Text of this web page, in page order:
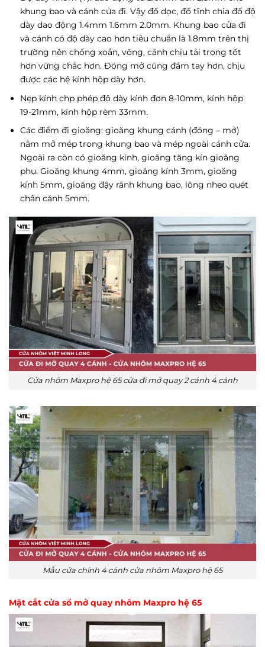
khung bao và cánh cửa đi. Vậy đố dọc, đố tĩnh chia đố độ
dày dao động 1.4mm 1.6mm 2.0mm. Khung bao cửa đi
và cánh có độ dày cao hơn tiêu chuẩn là 1.8mm trên thị
trường nên chống xoắn, võng, cánh chịu tải trọng tốt
hơn vững chắc hơn. Đóng mở cũng đầm tay hơn, chịu
được các hệ kính hộp dày hơn.
Nẹp kính chp phép độ dày kính đơn 8-10mm, kính hộp
19-21mm, kính hộp rèm 33mm.
Các điểm đi gioăng: gioăng khung cánh (đóng – mở)
nằm mở mép trong khung bao và mép ngoài cánh cửa.
Ngoài ra còn có gioăng kính, gioăng tăng kín gioăng
phụ. Gioăng khung 4mm, gioăng kính 3mm, gioăng
kính 5mm, gioăng đậy rãnh khung bao, lông nheo quét
chân cánh 5mm.
Cửa nhôm Maxpro hệ 65 cửa đi mở quay 2 cánh 4 cánh
Mẫu cửa chính 4 cánh cửa nhôm Maxpro hệ 65
Mặt cắt cửa sổ mở quay nhôm Maxpro hệ 65